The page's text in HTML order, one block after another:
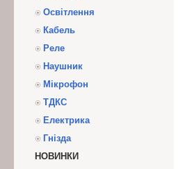
Освітлення
Кабель
Реле
Наушник
Мікрофон
ТДКС
Електрика
Гнізда
НОВИНКИ